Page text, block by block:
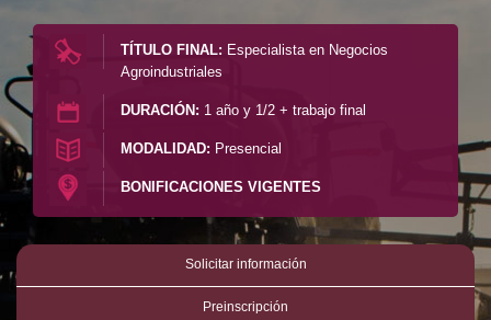
Transferencia
Docencia
Docencia
TÍTULO FINAL: Especialista en Negocios
Agroindustriales
DURACIÓN: 1 año y 1/2 + trabajo final
MODALIDAD: Presencial
BONIFICACIONES VIGENTES
Solicitar información
Preinscripción